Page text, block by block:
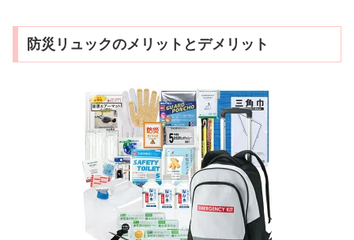
防災リュックのメリットとデメリット